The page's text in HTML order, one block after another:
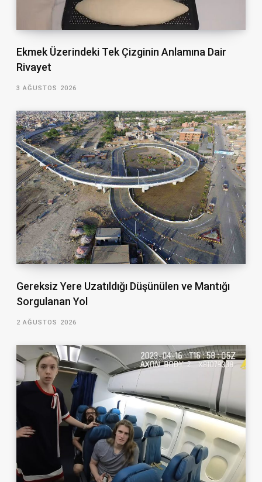
Ekmek Üzerindeki Tek Çizginin Anlamına Dair
Rivayet
3 AĞUSTOS 2026
Gereksiz Yere Uzatıldığı Düşünülen ve Mantığı
Sorgulanan Yol
2 AĞUSTOS 2026